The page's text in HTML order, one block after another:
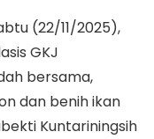
(22/11/2025),
GKJ
bersama,
dan benih ikan
Kuntariningsih